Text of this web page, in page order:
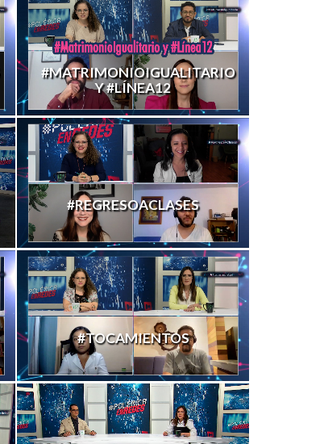
#MATRIMONIOIGUALITARIO
Y #LÍNEA12
#REGRESOACLASES
#TOCAMIENTOS